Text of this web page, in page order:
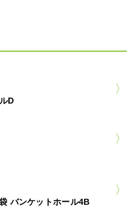
D
バンケットホール4B